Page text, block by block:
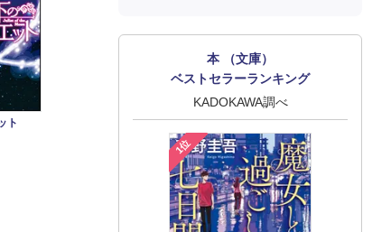
本 （文庫）
ベストセラーランキング
KADOKAWA調べ
1位
ト